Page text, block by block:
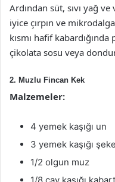
Ardından süt, sıvı yağ
iyice çırpın ve
kısmı hafif
çikolata sosu veya
2. Muzlu Fincan Kek
Malzemeler:
4 yemek kaşığı un
3 yemek kaşığı
1/2 olgun muz